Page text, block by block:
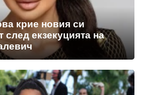
крие новия си
след екзекуцията на